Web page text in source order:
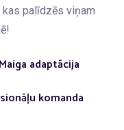
palīdzēs viņam
Maiga adaptācija
komanda